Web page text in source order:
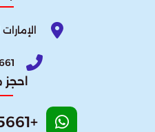
+971565545661